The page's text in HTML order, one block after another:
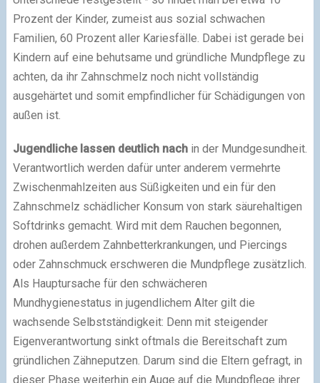
Prozent der Kinder, zumeist aus sozial schwachen
Familien, 60 Prozent aller Kariesfälle. Dabei ist gerade bei
Kindern auf eine behutsame und gründliche Mundpflege zu
achten, da ihr Zahnschmelz noch nicht vollständig
ausgehärtet und somit empfindlicher für Schädigungen von
außen ist.
Jugendliche lassen deutlich nach in der Mundgesundheit.
Verantwortlich werden dafür unter anderem vermehrte
Zwischenmahlzeiten aus Süßigkeiten und ein für den
Zahnschmelz schädlicher Konsum von stark säurehaltigen
Softdrinks gemacht. Wird mit dem Rauchen begonnen,
drohen außerdem Zahnbetterkrankungen, und Piercings
oder Zahnschmuck erschweren die Mundpflege zusätzlich.
Als Hauptursache für den schwächeren
Mundhygienestatus in jugendlichem Alter gilt die
wachsende Selbstständigkeit: Denn mit steigender
Eigenverantwortung sinkt oftmals die Bereitschaft zum
gründlichen Zähneputzen. Darum sind die Eltern gefragt, in
dieser Phase weiterhin ein Auge auf die Mundpflege ihrer